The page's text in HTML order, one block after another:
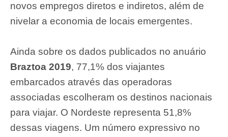
novos empregos diretos e indiretos, além de
nivelar a economia de locais emergentes.
Ainda sobre os dados publicados no anuário
Braztoa 2019, 77,1% dos viajantes
embarcados através das operadoras
associadas escolheram os destinos nacionais
para viajar. O Nordeste representa 51,8%
dessas viagens. Um número expressivo no